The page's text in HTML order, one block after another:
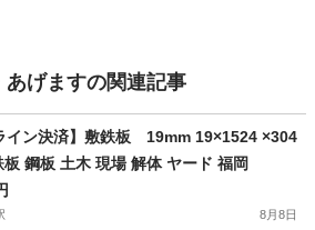
げますの関連記事
イン決済】敷鉄板 19mm 19×1524 ×304
8 敷き鉄板 鋼板 土木 現場 解体 ヤード 福岡
8月8日